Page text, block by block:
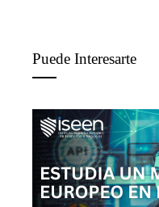
Puede Interesarte